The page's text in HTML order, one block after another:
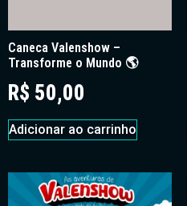
Caneca Valenshow –
Transforme o Mundo 🌎
R$ 50,00
Adicionar ao carrinho